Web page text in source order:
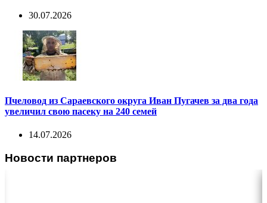
30.07.2026
Пчеловод из Сараевского округа Иван Пугачев за два года
увеличил свою пасеку на 240 семей
14.07.2026
Новости партнеров